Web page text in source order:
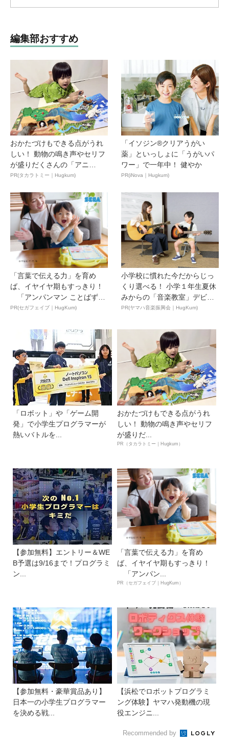
編集部おすすめ
おかたづけもできる点がうれ
しい！ 動物の鳴き声やセリフ
が盛りだくさんの「アニ
ア ...
PR(タカラトミー｜Hugkum)
「イソジン®クリアうがい
薬」といっしょに「うがいパ
ワー」で一年中！ 健やか
PR(iNova｜Hugkum)
「言葉で伝える力」を育め
ば、イヤイヤ期もすっきり！
「アンパンマン ことばずか
ん...
PR(セガフェイブ｜HugKum)
小学校に慣れた今だからじっ
くり選べる！ 小学１年生夏休
みからの「音楽教室」デビ
ュ...
PR(ヤマハ音楽振興会｜HugKum)
「ロボット」や「ゲーム開
発」で小学生プログラマーが
熱いバトルを...
おかたづけもできる点がうれ
しい！ 動物の鳴き声やセリフ
が盛りだ...
PR（タカラトミー｜Hugkum）
【参加無料】エントリー＆WE
B予選は9/16まで！プログラミ
ン...
「言葉で伝える力」を育め
ば、イヤイヤ期もすっきり！
「アンパン...
PR（セガフェイブ｜HugKum）
【参加無料・豪華賞品あり】
日本一の小学生プログラマー
を決める戦...
【浜松でロボットプログラミ
ング体験】ヤマハ発動機の現
役エンジニ...
Recommended by